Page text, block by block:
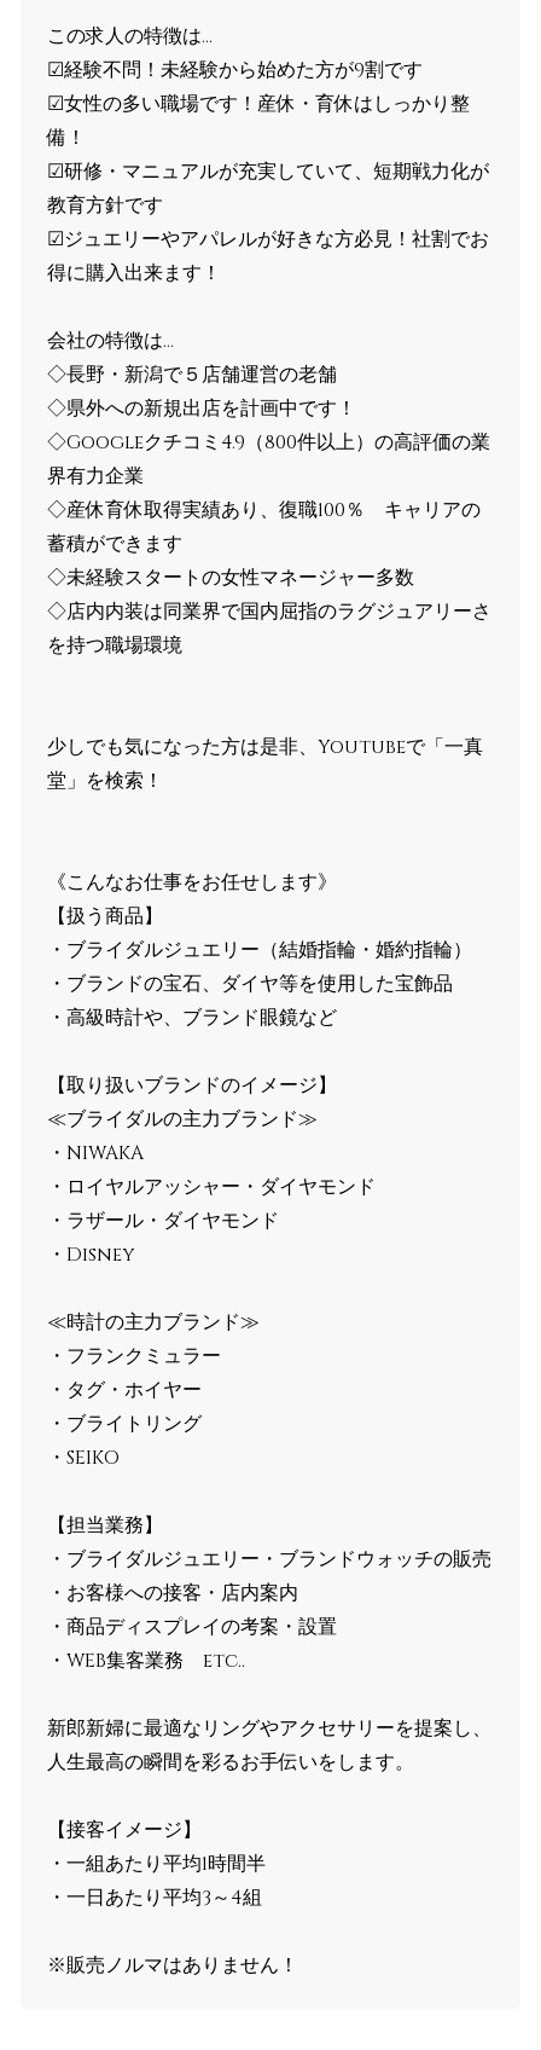
この求人の特徴は...
☑経験不問！未経験から始めた方が9割です
☑女性の多い職場です！産休・育休はしっかり整
備！
☑研修・マニュアルが充実していて、短期戦力化が
教育方針です
☑ジュエリーやアパレルが好きな方必見！社割でお
得に購入出来ます！
会社の特徴は...
◇長野・新潟で５店舗運営の老舗
◇県外への新規出店を計画中です！
◇Googleクチコミ4.9（800件以上）の高評価の業
界有力企業
◇産休育休取得実績あり、復職100％ キャリアの
蓄積ができます
◇未経験スタートの女性マネージャー多数
◇店内内装は同業界で国内屈指のラグジュアリーさ
を持つ職場環境
少しでも気になった方は是非、Youtubeで「一真
堂」を検索！
《こんなお仕事をお任せします》
【扱う商品】
・ブライダルジュエリー（結婚指輪・婚約指輪）
・ブランドの宝石、ダイヤ等を使用した宝飾品
・高級時計や、ブランド眼鏡など
【取り扱いブランドのイメージ】
≪ブライダルの主力ブランド≫
・NIWAKA
・ロイヤルアッシャー・ダイヤモンド
・ラザール・ダイヤモンド
・Disney
≪時計の主力ブランド≫
・フランクミュラー
・タグ・ホイヤー
・ブライトリング
・SEIKO
【担当業務】
・ブライダルジュエリー・ブランドウォッチの販売
・お客様への接客・店内案内
・商品ディスプレイの考案・設置
・WEB集客業務 etc..
新郎新婦に最適なリングやアクセサリーを提案し、
人生最高の瞬間を彩るお手伝いをします。
【接客イメージ】
・一組あたり平均1時間半
・一日あたり平均3～4組
※販売ノルマはありません！